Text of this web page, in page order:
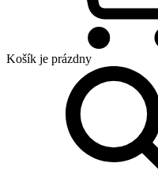
Košík je prázdny